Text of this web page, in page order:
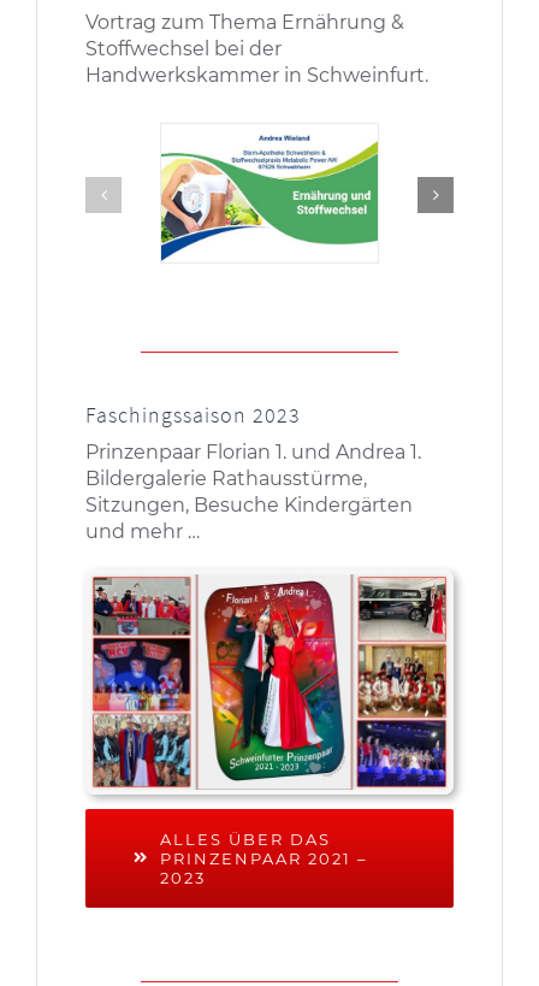
Vortrag zum Thema Ernährung &
Stoffwechsel bei der
Handwerkskammer in Schweinfurt.
Faschingssaison 2023
Prinzenpaar Florian 1. und Andrea 1.
Bildergalerie Rathausstürme,
Sitzungen, Besuche Kindergärten
und mehr …
ALLES ÜBER DAS
PRINZENPAAR 2021 –
2023